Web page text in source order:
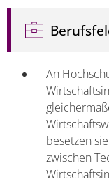
An
besetzen
zwischen